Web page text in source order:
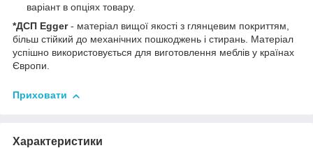
варіант в опціях товару.
*ДСП Egger- матеріал вищої якості з глянцевим покриттям,
більш стійкий до механічних пошкоджень і стирань. Матеріал
успішно використовується для виготовлення меблів у країнах
Європи.
Приховати
Характеристики